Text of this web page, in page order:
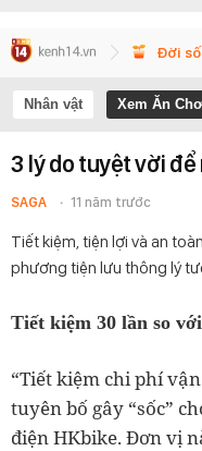
Đời
Nhân vật Xem Ăn
3 lý do tuyệt vời
SAGA 11 năm trước
Tiết kiệm, tiện lợi và an
phương tiện lưu thông lý
Tiết kiệm 30 lần so
“Tiết kiệm chi phí
tuyên bố gây “sốc”
điện HKbike. Đơn vị